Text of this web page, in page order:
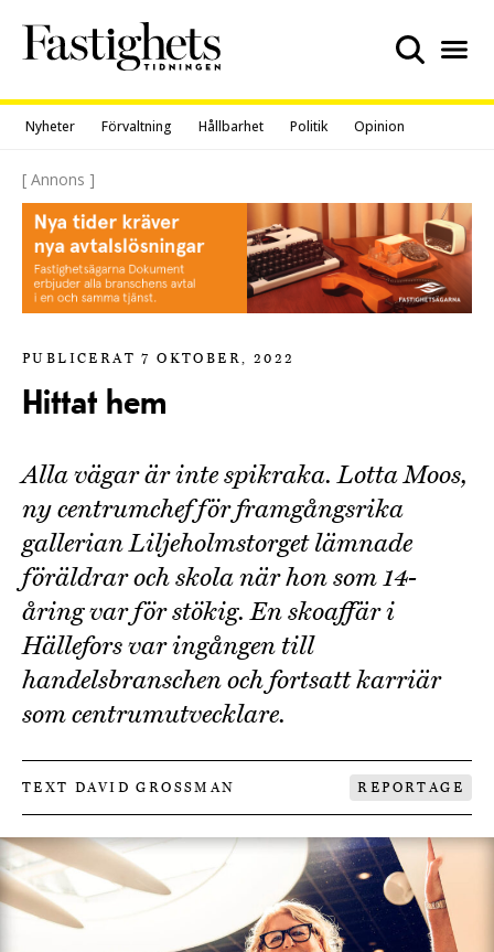
content
Nyheter Förvaltning Hållbarhet Politik Opinion
[ Annons ]
PUBLICERAT 7 OKTOBER, 2022
Hittat hem
Alla vägar är inte spikraka. Lotta Moos,
ny centrumchef för framgångsrika
gallerian Liljeholmstorget lämnade
föräldrar och skola när hon som 14-
åring var för stökig. En skoaffär i
Hällefors var ingången till
handelsbranschen och fortsatt karriär
som centrumutvecklare.
TEXT DAVID GROSSMAN REPORTAGE